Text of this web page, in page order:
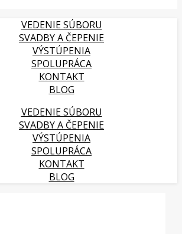
VEDENIE SÚBORU
SVADBY A ČEPENIE
VÝSTÚPENIA
SPOLUPRÁCA
KONTAKT
BLOG
VEDENIE SÚBORU
SVADBY A ČEPENIE
VÝSTÚPENIA
SPOLUPRÁCA
KONTAKT
BLOG